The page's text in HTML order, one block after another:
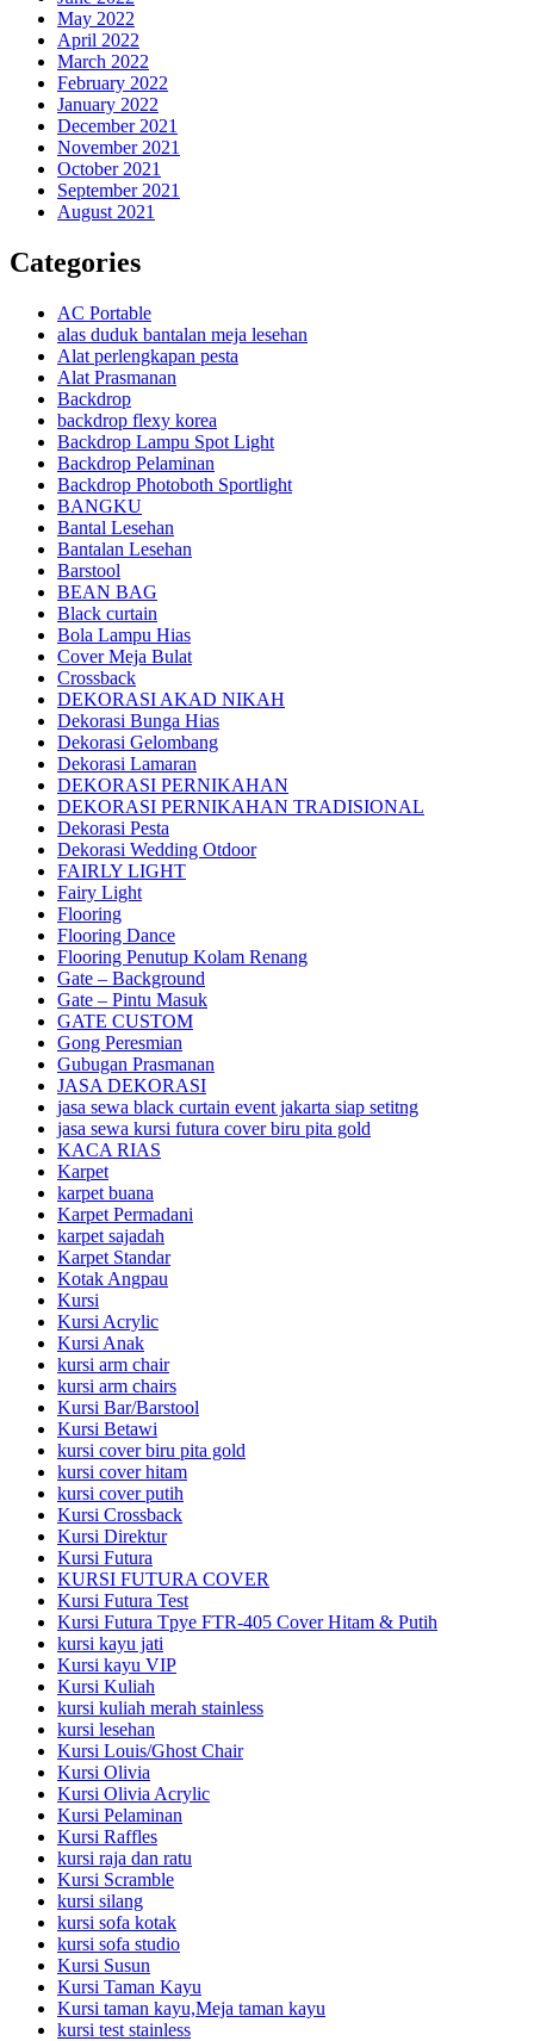
May 2022
April 2022
March 2022
February 2022
January 2022
December 2021
November 2021
October 2021
September 2021
August 2021
Categories
AC Portable
alas duduk bantalan meja lesehan
Alat perlengkapan pesta
Alat Prasmanan
Backdrop
backdrop flexy korea
Backdrop Lampu Spot Light
Backdrop Pelaminan
Backdrop Photoboth Sportlight
BANGKU
Bantal Lesehan
Bantalan Lesehan
Barstool
BEAN BAG
Black curtain
Bola Lampu Hias
Cover Meja Bulat
Crossback
DEKORASI AKAD NIKAH
Dekorasi Bunga Hias
Dekorasi Gelombang
Dekorasi Lamaran
DEKORASI PERNIKAHAN
DEKORASI PERNIKAHAN TRADISIONAL
Dekorasi Pesta
Dekorasi Wedding Otdoor
FAIRLY LIGHT
Fairy Light
Flooring
Flooring Dance
Flooring Penutup Kolam Renang
Gate – Background
Gate – Pintu Masuk
GATE CUSTOM
Gong Peresmian
Gubugan Prasmanan
JASA DEKORASI
jasa sewa black curtain event jakarta siap setitng
jasa sewa kursi futura cover biru pita gold
KACA RIAS
Karpet
karpet buana
Karpet Permadani
karpet sajadah
Karpet Standar
Kotak Angpau
Kursi
Kursi Acrylic
Kursi Anak
kursi arm chair
kursi arm chairs
Kursi Bar/Barstool
Kursi Betawi
kursi cover biru pita gold
kursi cover hitam
kursi cover putih
Kursi Crossback
Kursi Direktur
Kursi Futura
KURSI FUTURA COVER
Kursi Futura Test
Kursi Futura Tpye FTR-405 Cover Hitam & Putih
kursi kayu jati
Kursi kayu VIP
Kursi Kuliah
kursi kuliah merah stainless
kursi lesehan
Kursi Louis/Ghost Chair
Kursi Olivia
Kursi Olivia Acrylic
Kursi Pelaminan
Kursi Raffles
kursi raja dan ratu
Kursi Scramble
kursi silang
kursi sofa kotak
kursi sofa studio
Kursi Susun
Kursi Taman Kayu
Kursi taman kayu,Meja taman kayu
kursi test stainless